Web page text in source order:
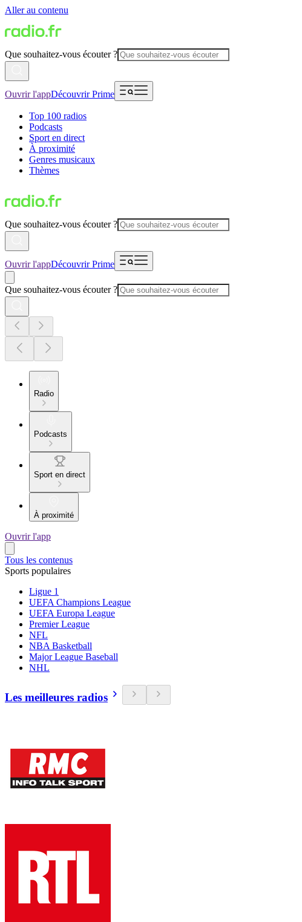
Aller au contenu
Que souhaitez-vous écouter ?
Ouvrir l'appDécouvrir Prime
Top 100 radios
Podcasts
Sport en direct
À proximité
Genres musicaux
Thèmes
Que souhaitez-vous écouter ?
Ouvrir l'appDécouvrir Prime
Que souhaitez-vous écouter ?
Radio
Podcasts
Sport en direct
À proximité
Ouvrir l'app
Tous les contenus
Sports populaires
Ligue 1
UEFA Champions League
UEFA Europa League
Premier League
NFL
NBA Basketball
Major League Baseball
NHL
Les meilleures radios